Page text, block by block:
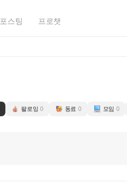
포스팅 프로챗
팔로잉 0 동료 0 모임 0